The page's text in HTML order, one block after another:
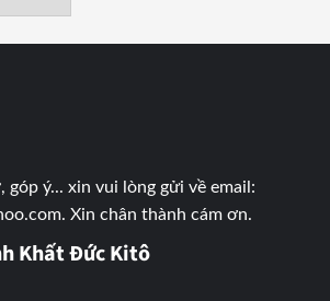
ý... xin vui lòng gửi về email:
Xin chân thành cám ơn.
Khất Đức Kitô